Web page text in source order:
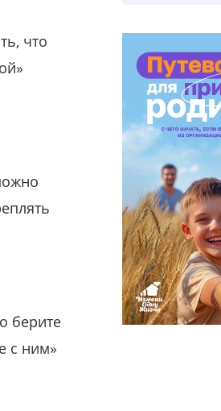
что
берите
с ним»